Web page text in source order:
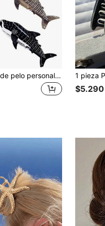
1 pieza Pinza de pelo personalizada con diseño de ballena, diseño premium para moño en la parte trasera de la cabeza, pinza de pelo de gran tamaño para cabello grueso
$5.290